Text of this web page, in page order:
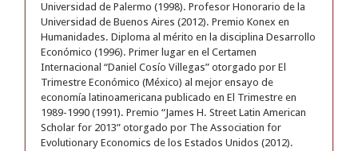
Universidad de Palermo (1998). Profesor Honorario de la
Universidad de Buenos Aires (2012). Premio Konex en
Humanidades. Diploma al mérito en la disciplina Desarrollo
Económico (1996). Primer lugar en el Certamen
Internacional “Daniel Cosío Villegas” otorgado por El
Trimestre Económico (México) al mejor ensayo de
economía latinoamericana publicado en El Trimestre en
1989-1990 (1991). Premio “James H. Street Latin American
Scholar for 2013” otorgado por The Association for
Evolutionary Economics de los Estados Unidos (2012).